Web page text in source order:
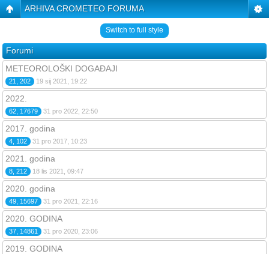
ARHIVA CROMETEO FORUMA
Switch to full style
Forumi
METEOROLOŠKI DOGAĐAJI
21, 202 19 sij 2021, 19:22
2022.
62, 17679 31 pro 2022, 22:50
2017. godina
4, 102 31 pro 2017, 10:23
2021. godina
8, 212 18 lis 2021, 09:47
2020. godina
49, 15697 31 pro 2021, 22:16
2020. GODINA
37, 14861 31 pro 2020, 23:06
2019. GODINA